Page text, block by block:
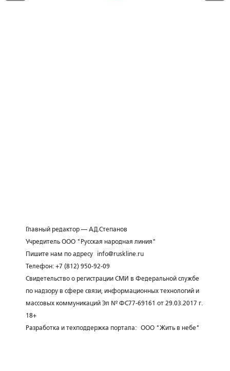
Главный редактор — А.Д.Степанов
Учредитель ООО "Русская народная линия"
Пишите нам по адресу
info@ruskline.ru
Телефон: +7 (812) 950-92-09
Свидетельство о регистрации СМИ в Федеральной службе
по надзору в сфере связи, информационных технологий и
массовых коммуникаций Эл № ФС77-69161 от 29.03.2017 г.
18+
Разработка и техподдержка портала: ООО "Жить в небе"